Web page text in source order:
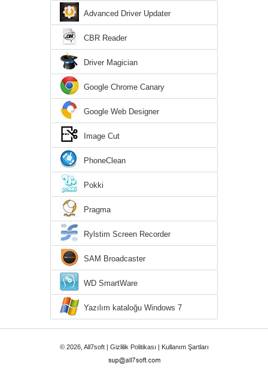
Advanced Driver Updater
CBR Reader
Driver Magician
Google Chrome Canary
Google Web Designer
Image Cut
PhoneClean
Pokki
Pragma
Rylstim Screen Recorder
SAM Broadcaster
WD SmartWare
Yazılım kataloğu Windows 7
© 2026, All7soft | Gizlilik Politikası Kullanım Şartları